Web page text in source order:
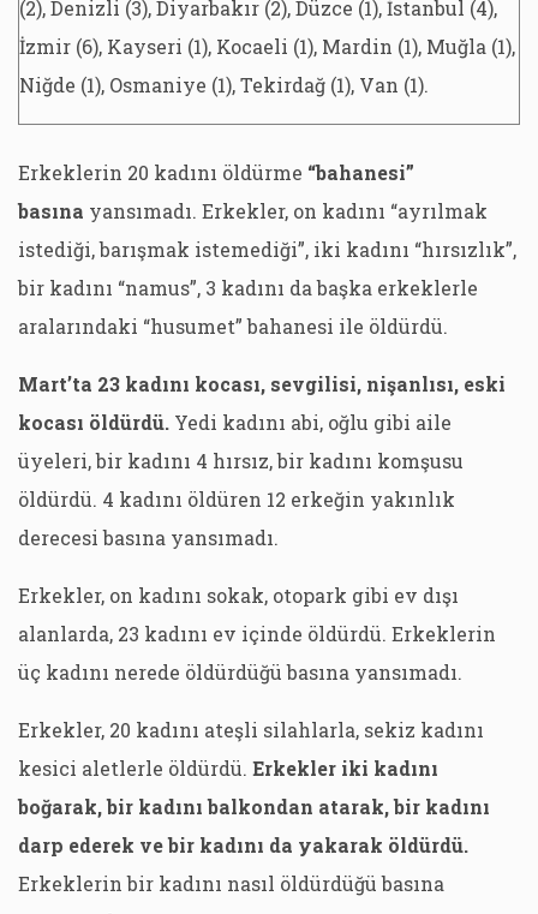
(2), Denizli (3), Diyarbakır (2), Düzce (1), İstanbul (4),
İzmir (6), Kayseri (1), Kocaeli (1), Mardin (1), Muğla (1),
Niğde (1), Osmaniye (1), Tekirdağ (1), Van (1).
Erkeklerin 20 kadını öldürme “bahanesi”
basına yansımadı. Erkekler, on kadını “ayrılmak
istediği, barışmak istemediği”, iki kadını “hırsızlık”,
bir kadını “namus”, 3 kadını da başka erkeklerle
aralarındaki “husumet” bahanesi ile öldürdü.
Mart’ta 23 kadını kocası, sevgilisi, nişanlısı, eski
kocası öldürdü. Yedi kadını abi, oğlu gibi aile
üyeleri, bir kadını 4 hırsız, bir kadını komşusu
öldürdü. 4 kadını öldüren 12 erkeğin yakınlık
derecesi basına yansımadı.
Erkekler, on kadını sokak, otopark gibi ev dışı
alanlarda, 23 kadını ev içinde öldürdü. Erkeklerin
üç kadını nerede öldürdüğü basına yansımadı.
Erkekler, 20 kadını ateşli silahlarla, sekiz kadını
kesici aletlerle öldürdü. Erkekler iki kadını
boğarak, bir kadını balkondan atarak, bir kadını
darp ederek ve bir kadını da yakarak öldürdü.
Erkeklerin bir kadını nasıl öldürdüğü basına